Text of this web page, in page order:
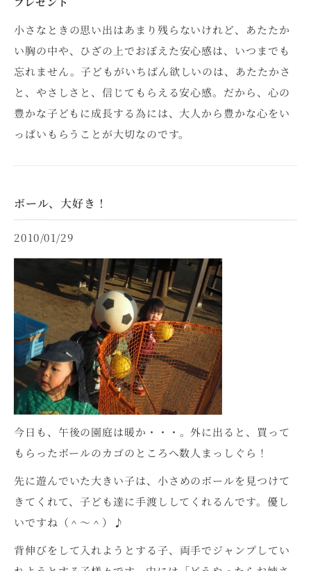
小さなときの思い出はあまり残らないけれど、あたたか
い胸の中や、ひざの上でおぼえた安心感は、いつまでも
忘れません。子どもがいちばん欲しいのは、あたたかさ
と、やさしさと、信じてもらえる安心感。だから、心の
豊かな子どもに成長する為には、大人から豊かな心をい
っぱいもらうことが大切なのです。
ボール、大好き！
2010/01/29
今日も、午後の園庭は暖か・・・。外に出ると、買って
もらったボールのカゴのところへ数人まっしぐら！
先に遊んでいた大きい子は、小さめのボールを見つけて
きてくれて、子ども達に手渡ししてくれるんです。優し
いですね（＾～＾）♪
背伸びをして入れようとする子、両手でジャンプしてい